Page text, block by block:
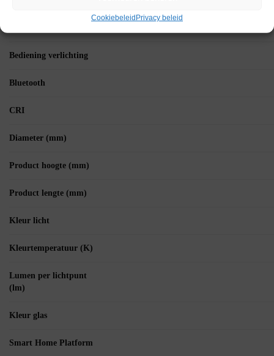
CookiebeleidPrivacy beleid
Bediening verlichting
Bluetooth
CRI
Diameter (mm)
Product hoogte (mm)
Product lengte (mm)
Kleur licht
Kleurtemperatuur (K)
Lumen per lichtpunt
(lm)
Kleur glas
Smart Home Platform